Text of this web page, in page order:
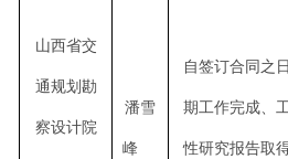
山西省交
通规划勘
察设计院
潘雪
峰
自签订合同之
期工作完成、
性研究报告取